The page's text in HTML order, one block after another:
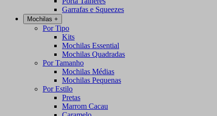
Garrafas e Squeezes
Mochilas +
Por Tipo
Kits
Mochilas Essential
Mochilas Quadradas
Por Tamanho
Mochilas Médias
Mochilas Pequenas
Por Estilo
Pretas
Marrom Cacau